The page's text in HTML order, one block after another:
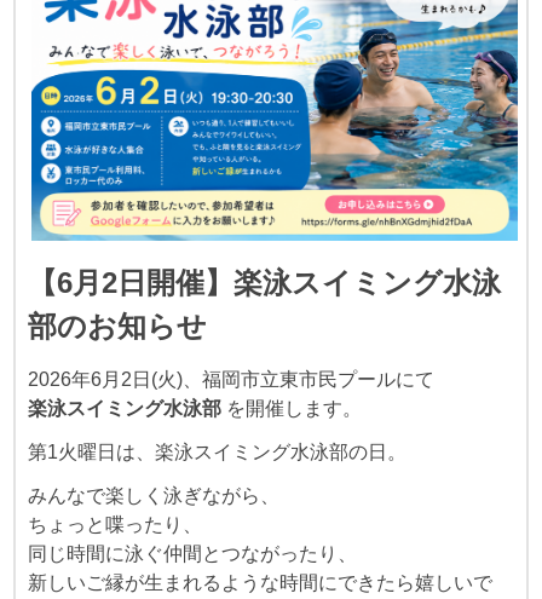
【6月2日開催】楽泳スイミング水泳
部のお知らせ
2026年6月2日(火)、福岡市立東市民プールにて
楽泳スイミング水泳部 を開催します。
第1火曜日は、楽泳スイミング水泳部の日。
みんなで楽しく泳ぎながら、
ちょっと喋ったり、
同じ時間に泳ぐ仲間とつながったり、
新しいご縁が生まれるような時間にできたら嬉しいで